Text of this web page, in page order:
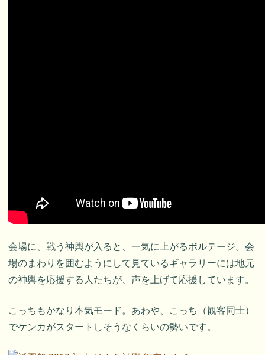
会場に、戦う神輿が入ると、一気に上がるボルテージ。会
場のまわりを囲むようにして見ているギャラリーには地元
の神輿を応援する人たちが、声を上げて応援しています。
こっちもかなり本気モード。あわや、こっち（観客同士）
でケンカがスタートしそうなくらいの勢いです。